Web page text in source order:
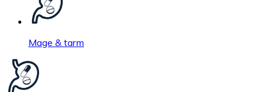
Mage & tarm